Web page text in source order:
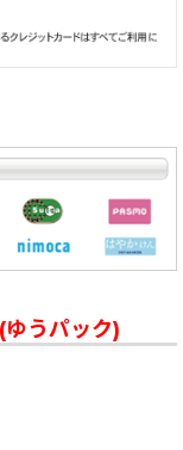
うパック)